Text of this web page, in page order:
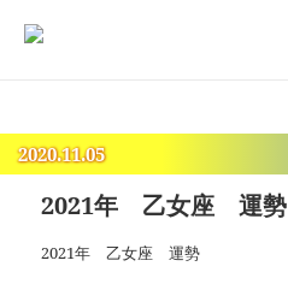
2020.11.05
2021年 乙女座 運勢
2021年 乙女座 運勢